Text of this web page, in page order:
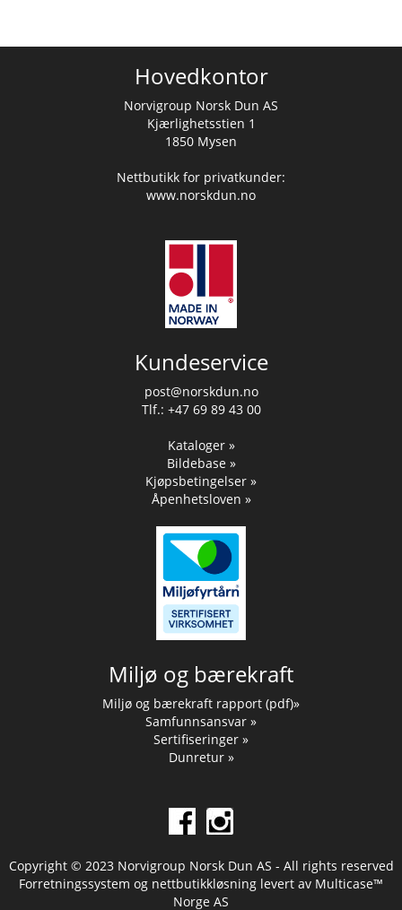
Hovedkontor
Norvigroup Norsk Dun AS
Kjærlighetsstien 1
1850 Mysen
Nettbutikk for privatkunder:
www.norskdun.no
Kundeservice
post@norskdun.no
Tlf.: +47 69 89 43 00
Kataloger »
Bildebase »
Kjøpsbetingelser »
Åpenhetsloven »
Miljø og bærekraft
Miljø og bærekraft rapport (pdf)»
Samfunnsansvar »
Sertifiseringer »
Dunretur »
Copyright © 2023 Norvigroup Norsk Dun AS - All rights reserved
Forretningssystem og nettbutikkløsning levert av Multicase™
Norge AS